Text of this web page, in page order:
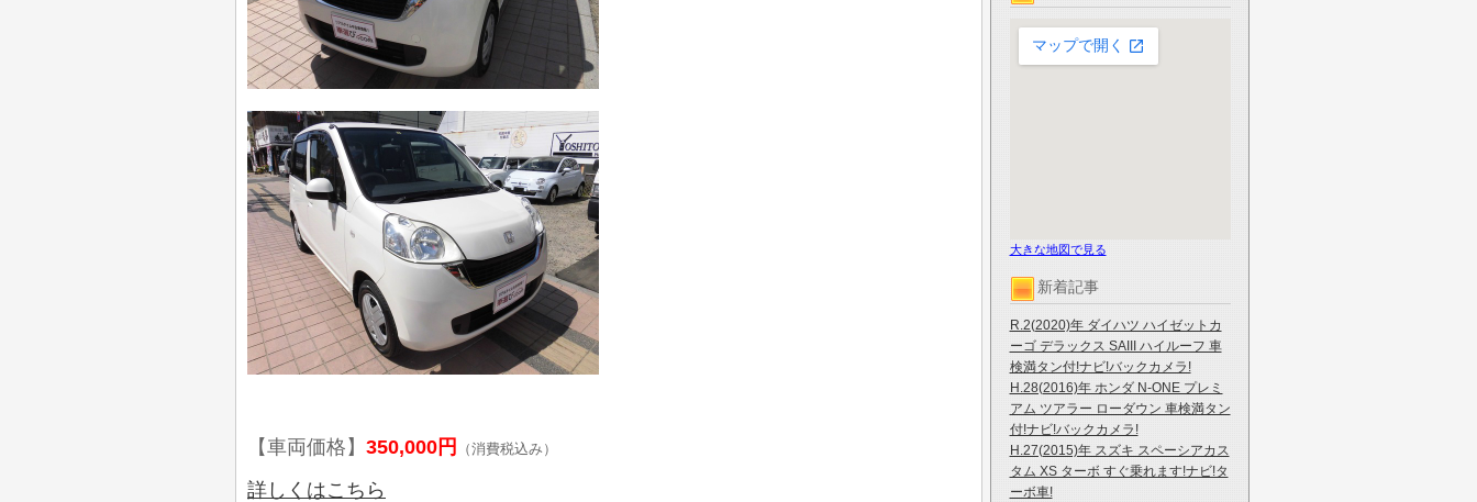
大きな地図で見る
新着記事
R.2(2020)年 ダイハツ ハイゼットカ
ーゴ デラックス SAIII ハイルーフ 車
検満タン付!ナビ!バックカメラ!
H.28(2016)年 ホンダ N-ONE プレミ
アム ツアラー ローダウン 車検満タン
付!ナビ!バックカメラ!
H.27(2015)年 スズキ スペーシアカス
タム XS ターボ すぐ乗れます!ナビ!タ
ーボ車!
【車両価格】 350,000円 （消費税込み）
詳しくはこちら